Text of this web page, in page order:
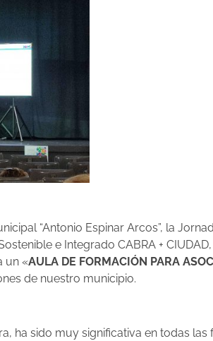
“Antonio Espinar Arcos”, la
e Integrado CABRA +
un «AULA DE FORMACIÓN PARA
de nuestro municipio.
ha sido muy significativa en todas